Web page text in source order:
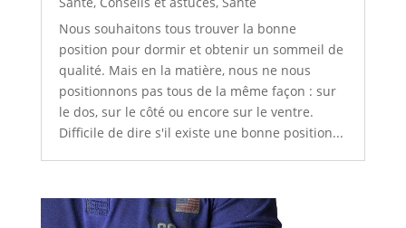
Nous souhaitons tous trouver la bonne
position pour dormir et obtenir un sommeil de
qualité. Mais en la matière, nous ne nous
positionnons pas tous de la même façon : sur
le dos, sur le côté ou encore sur le ventre.
Difficile de dire s'il existe une bonne position...